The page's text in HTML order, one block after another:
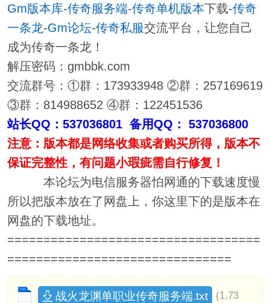
Gm版本库-传奇服务端-传奇单机版本下载-传奇
一条龙-Gm论坛-传奇私服交流平台，让您自己
成为传奇一条龙！
解压密码：gmbbk.com
交流群号：①群：173933948 ②群：257169619
③群：814988652 ④群：122451536
站长QQ：537036801 备用QQ： 537036800
注意：版本都是网络收集或者购买所得，版本不
保证完整性，有问题小瑕疵需自行修复！
本论坛为电信服务器怕网通的下载速度慢
所以把版本放在了网盘上，你这里下的是版本在
网盘的下载地址。
===================================
===============================
战火龙渊单职业传奇服务端.txt
(1.73